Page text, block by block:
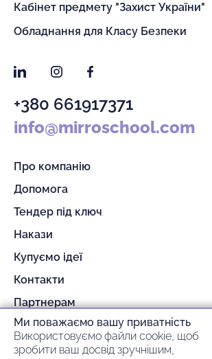
Кабінет предмету "Захист України"
Обладнання для Класу Безпеки
LinkedInInstagramFacebook
+380 661917371
info@mirroschool.com
Про компанію
Допомога
Тендер під ключ
Накази
Купуємо ідеї
Контакти
Партнерам
Гарантія та повернення
Оплата та доставка
Ми поважаємо вашу приватність
Використовуємо файли cookie, щоб
зробити ваш досвід зручнішим,